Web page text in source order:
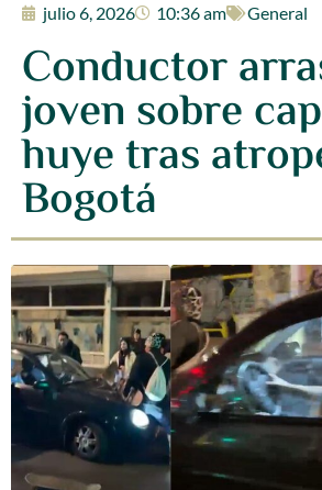
julio 6, 2026 10:36 am General
Conductor
joven sobre
huye tras
Bogotá